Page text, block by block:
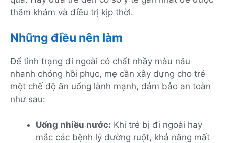
thăm khám và điều trị kịp thời.
Những điều nên làm
Để tình trạng đi ngoài có chất nhầy màu nâu
nhanh chóng hồi phục, mẹ cần xây dựng cho trẻ
một chế độ ăn uống lành mạnh, đảm bảo an toàn
như sau:
Uống nhiều nước: Khi trẻ bị đi ngoài hay
mắc các bệnh lý đường ruột, khả năng mất